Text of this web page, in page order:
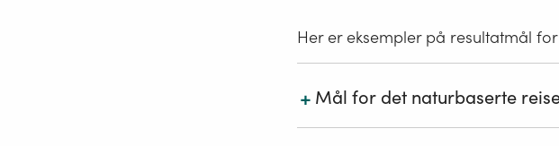
Her er eksempler på resultatmål
+ Mål for det naturbaserte